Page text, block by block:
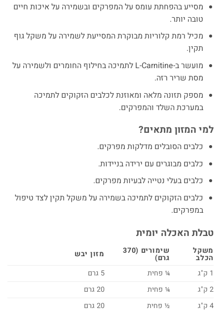
מסייע בהפחתת עומס על המפרקים ובשמירה על איכות חיים
טובה יותר.
מכיל רמת קלוריות מבוקרת המסייעת לשמירה על משקל גוף
תקין.
מועשר ב-L-Carnitine לתמיכה בחילוף החומרים ולשמירה על
מסת שריר רזה.
מספק תזונה מלאה ומאוזנת לכלבים הזקוקים לתמיכה
במערכת השלד והמפרקים.
למי המזון מתאים?
כלבים הסובלים מדלקות מפרקים.
כלבים מבוגרים עם ירידה בניידות.
כלבים בעלי נטייה לבעיות מפרקים.
כלבים הזקוקים לתמיכה בשמירה על משקל תקין לצד טיפול
במפרקים.
טבלת האכלה יומית
משקל
הכלב
שימורים (370
גרם)
מזון יבש
1 ק"ג
¼ פחית
5 גרם
2 ק"ג
¼ פחית
20 גרם
4 ק"ג
½ פחית 20 גרם